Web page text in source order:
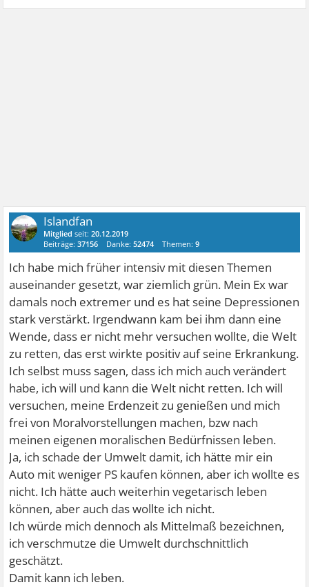
Islandfan
Mitglied seit:20.12.2019
Beiträge:37156 Danke:52474 Themen:9
Ich habe mich früher intensiv mit diesen Themen
auseinander gesetzt, war ziemlich grün. Mein Ex war
damals noch extremer und es hat seine Depressionen
stark verstärkt. Irgendwann kam bei ihm dann eine
Wende, dass er nicht mehr versuchen wollte, die Welt
zu retten, das erst wirkte positiv auf seine Erkrankung.
Ich selbst muss sagen, dass ich mich auch verändert
habe, ich will und kann die Welt nicht retten. Ich will
versuchen, meine Erdenzeit zu genießen und mich
frei von Moralvorstellungen machen, bzw nach
meinen eigenen moralischen Bedürfnissen leben.
Ja, ich schade der Umwelt damit, ich hätte mir ein
Auto mit weniger PS kaufen können, aber ich wollte es
nicht. Ich hätte auch weiterhin vegetarisch leben
können, aber auch das wollte ich nicht.
Ich würde mich dennoch als Mittelmaß bezeichnen,
ich verschmutze die Umwelt durchschnittlich
geschätzt.
Damit kann ich leben.